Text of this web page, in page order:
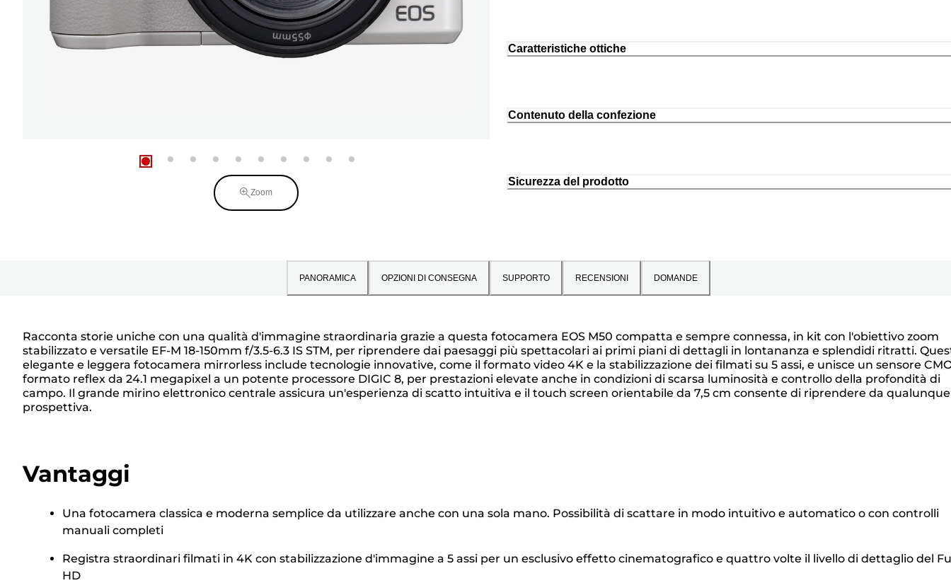
Zoom
Caratteristiche ottiche
Contenuto della confezione
Sicurezza del prodotto
PANORAMICA OPZIONI DI CONSEGNA SUPPORTO RECENSIONI DOMANDE
Racconta storie uniche con una qualità d'immagine straordinaria grazie a questa fotocamera EOS M50 compatta e sempre connessa, in kit con l'obiettivo zoom
stabilizzato e versatile EF-M 18-150mm f/3.5-6.3 IS STM, per riprendere dai paesaggi più spettacolari ai primi piani di dettagli in lontananza e splendidi ritratti.
elegante e leggera fotocamera mirrorless include tecnologie innovative, come il formato video 4K e la stabilizzazione dei filmati su 5 assi, e unisce un sensore
formato reflex da 24.1 megapixel a un potente processore DIGIC 8, per prestazioni elevate anche in condizioni di scarsa luminosità e controllo della profondità di
campo. Il grande mirino elettronico centrale assicura un'esperienza di scatto intuitiva e il touch screen orientabile da 7,5 cm consente di riprendere da qualunque
prospettiva.
Vantaggi
Una fotocamera classica e moderna semplice da utilizzare anche con una sola mano. Possibilità di scattare in modo intuitivo e automatico o con controlli
manuali completi
Registra straordinari filmati in 4K con stabilizzazione d'immagine a 5 assi per un esclusivo effetto cinematografico e quattro volte il livello di dettaglio del
HD